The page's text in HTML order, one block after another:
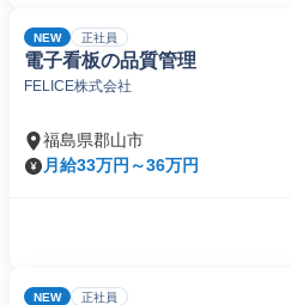
NEW 正社員
電子看板の品質管理
FELICE株式会社
福島県郡山市
月給33万円～36万円
NEW 正社員